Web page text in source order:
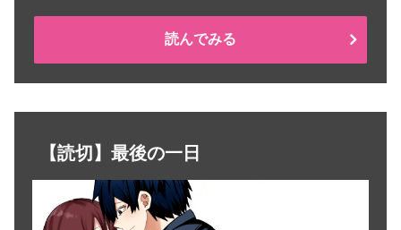
読んでみる
【読切】最後の一日